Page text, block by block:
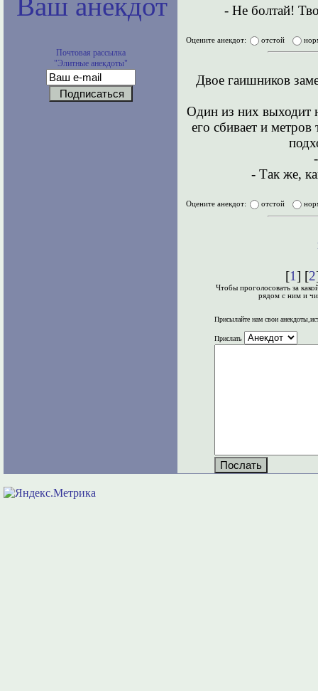
Ваш анекдот
Почтовая рассылка
"Элитные анекдоты"
- Не болтай!
Оцените анекдот: отстой
Двое гаишников
Один из них выходит
его сбивает и
- Так же,
Оцените анекдот: отстой
[1] [2
Чтобы проголосовать за
рядом с ним и
Присылайте нам свои
Прислать